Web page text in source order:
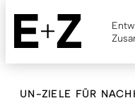
Skip
main
content
UN-ZIELE FÜR